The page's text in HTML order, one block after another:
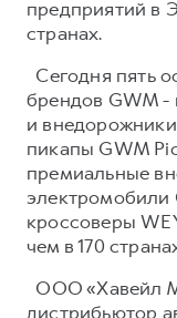
предприятий в
странах.
Сегодня пять
брендов GWM -
и
пикапы GWM
премиальные
электромобили
кроссоверы
чем в 170
ООО «Хавейл
дистрибьютор